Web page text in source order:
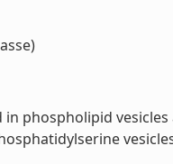
phospholipid